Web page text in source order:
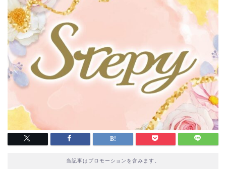
当記事はプロモーションを含みます。